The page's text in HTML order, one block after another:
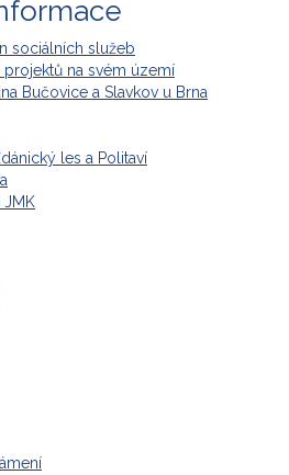
sociálních služeb
projektů na svém území
Bučovice a Slavkov u Brna
les a Politaví
JMK